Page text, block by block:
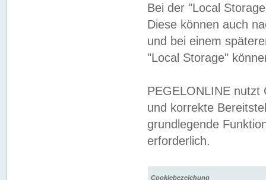
Bei der "Local
Diese können auch
und bei einem
"Local Storage"
PEGELONLINE nutzt
und korrekte
grundlegende
erforderlich.
Cookiebezeichung